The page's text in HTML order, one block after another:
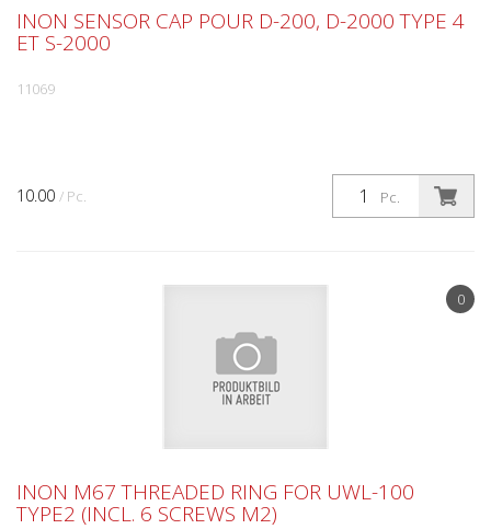
10.00 / Pc. Pc.
INON SENSOR CAP POUR D-200, D-2000 TYPE 4
ET S-2000
11069
0
INON M67 THREADED RING FOR UWL-100
TYPE2 (INCL. 6 SCREWS M2)